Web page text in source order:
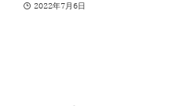
2022年7月6日